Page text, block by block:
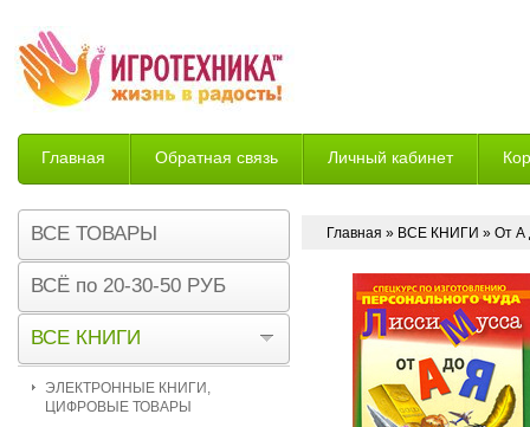
Главная Обратная связь Личный кабинет
Возврат
Главная » ВСЕ КНИГИ » От А
ВСЕ ТОВАРЫ
ВСЁ по 20-30-50 РУБ
ВСЕ КНИГИ
ЭЛЕКТРОННЫЕ КНИГИ,
ЦИФРОВЫЕ ТОВАРЫ